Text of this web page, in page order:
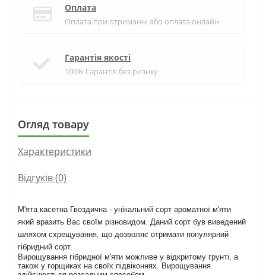
Оплата
Оплата при отриманні або оплата онлайн
Гарантія якості
100% Гарантія без ризику
Огляд товару
Характеристики
Відгуків (0)
М'ята касетна Гвоздична - унікальний сорт ароматної м'яти
який вразить Вас своїм різновидом. Даний сорт був виведений
шляхом схрещування, що дозволяє отримати популярний
гібридний сорт.
Вирощування гібридної м'яти можливе у відкритому грунті, а
також у горщиках на своїх підвіконнях. Вирощування